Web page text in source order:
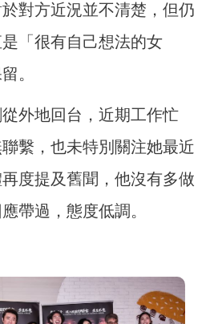
對方近況並不清楚，但仍
「很有自己想法的女
。
外地回台，近期工作忙
繫，也未特別關注她最近
度提及舊聞，他沒有多做
帶過，態度低調。